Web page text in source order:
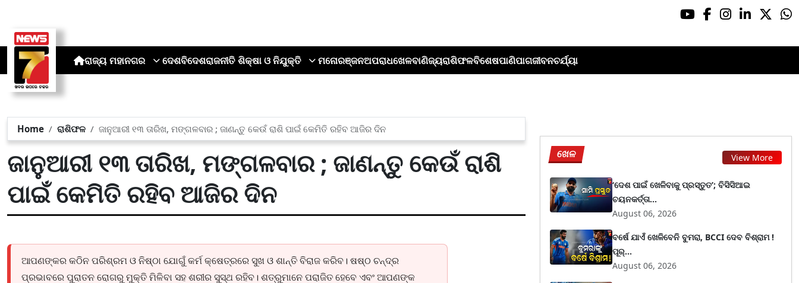
ରାଜ୍ୟ ମହାନଗର ଦେଶବିଦେଶରାଜନୀତି ଶିକ୍ଷା ଓ ନିଯୁକ୍ତି ମନୋରଞ୍ଜନଅପରାଧଖେଳବାଣିଜ୍ୟରାଶିଫଳବିଶେଷପାଣିପାଗଜୀବନଚର୍ଯ୍ୟା
Home ରାଶିଫଳ ଜାନୁଆରୀ ୧୩ ତାରିଖ, ମଙ୍ଗଳବାର ; ଜାଣନ୍ତୁ କେଉଁ ରାଶି ପାଇଁ କେମିତି ରହିବ ଆଜିର ଦିନ
ଜାନୁଆରୀ ୧୩ ତାରିଖ, ମଙ୍ଗଳବାର ; ଜାଣନ୍ତୁ କେଉଁ ରାଶି
ପାଇଁ କେମିତି ରହିବ ଆଜିର ଦିନ
ଆପଣଙ୍କର କଠିନ ପରିଶ୍ରମ ଓ ନିଷ୍ଠା ଯୋଗୁଁ କର୍ମ କ୍ଷେତ୍ରରେ ସୁଖ ଓ ଶାନ୍ତି ବିରାଜ କରିବ। ଷଷ୍ଠ ଚନ୍ଦ୍ର
ପ୍ରଭାବରେ ପୁରାତନ ରୋଗରୁ ମୁକ୍ତି ମିଳିବା ସହ ଶରୀର ସୁସ୍ଥ ରହିବ। ଶତ୍ରୁମାନେ ପରାଜିତ ହେବେ ଏବଂ ଆପଣଙ୍କ
ଖେଳ View More
‘ଦେଶ ପାଇଁ ଖେଳିବାକୁ ପ୍ରସ୍ତୁତ’; ବିସିସିଆଇ
ଚୟନକର୍ତ୍ତା...
August 06, 2026
ବର୍ଷେ ଯାଏଁ ଖେଳିବେନି ବୁମରା, BCCI ଦେବ ବିଶ୍ରାମ !
ପୂର୍...
August 06, 2026